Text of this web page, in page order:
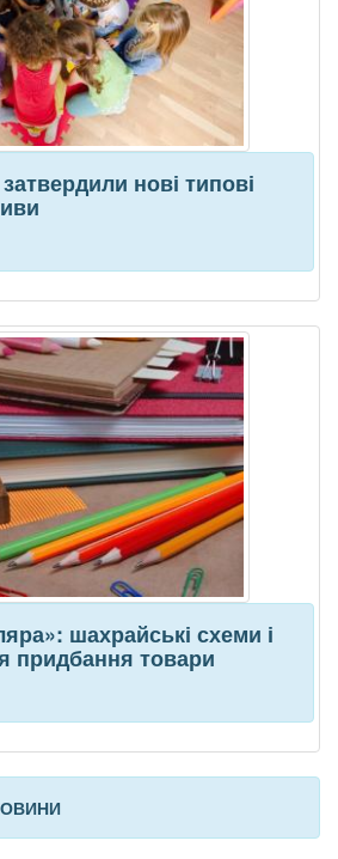
нові типові
шахрайські схеми і
придбання товари